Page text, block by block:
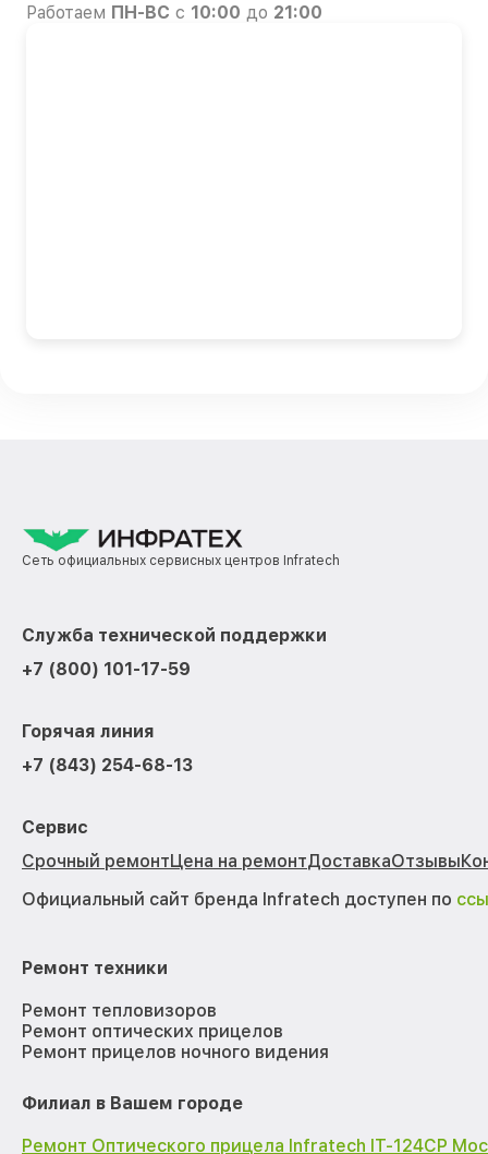
Работаем ПН-ВС с 10:00 до 21:00
Сеть официальных сервисных центров Infratech
Служба технической поддержки
+7 (800) 101-17-59
Горячая линия
+7 (843) 254-68-13
Сервис
Срочный ремонтЦена на ремонтДоставкаОтзывы
Официальный сайт бренда Infratech доступен по
Ремонт техники
Ремонт тепловизоров
Ремонт оптических прицелов
Ремонт прицелов ночного видения
Филиал в Вашем городе
Ремонт Оптического прицела Infratech IT-124CP